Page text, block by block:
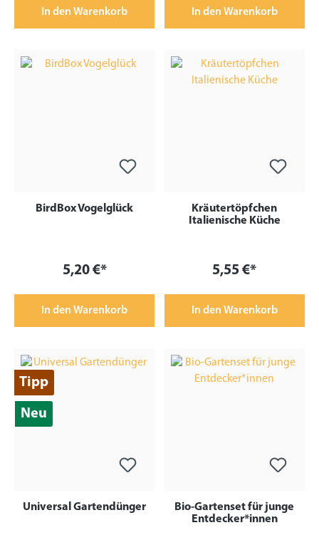
In den Warenkorb In den Warenkorb
BirdBox Vogelglück
5,20 €*
In den Warenkorb
Kräutertöpfchen
Italienische Küche
5,55 €*
In den Warenkorb
Tipp
Neu
Universal Gartendünger
Bio-Gartenset für junge
Entdecker*innen